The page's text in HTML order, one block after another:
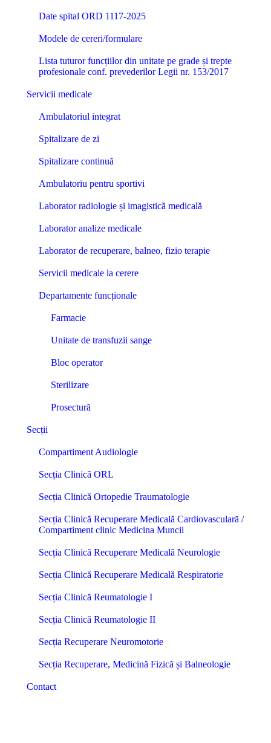
Date spital ORD 1117-2025
Modele de cereri/formulare
Lista tuturor funcțiilor din unitate pe grade și trepte
profesionale conf. prevederilor Legii nr. 153/2017
Servicii medicale
Ambulatoriul integrat
Spitalizare de zi
Spitalizare continuă
Ambulatoriu pentru sportivi
Laborator radiologie și imagistică medicală
Laborator analize medicale
Laborator de recuperare, balneo, fizio terapie
Servicii medicale la cerere
Departamente funcționale
Farmacie
Unitate de transfuzii sange
Bloc operator
Sterilizare
Prosectură
Secții
Compartiment Audiologie
Secția Clinică ORL
Secția Clinică Ortopedie Traumatologie
Secția Clinică Recuperare Medicală Cardiovasculară /
Compartiment clinic Medicina Muncii
Secția Clinică Recuperare Medicală Neurologie
Secția Clinică Recuperare Medicală Respiratorie
Secția Clinică Reumatologie I
Secția Clinică Reumatologie II
Secția Recuperare Neuromotorie
Secția Recuperare, Medicină Fizică și Balneologie
Contact